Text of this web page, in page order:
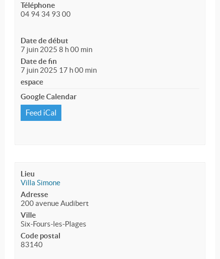
Téléphone
04 94 34 93 00
Date de début
7 juin 2025 8 h 00 min
Date de fin
7 juin 2025 17 h 00 min
espace
Google Calendar
Feed iCal
Lieu
Villa Simone
Adresse
200 avenue Audibert
Ville
Six-Fours-les-Plages
Code postal
83140